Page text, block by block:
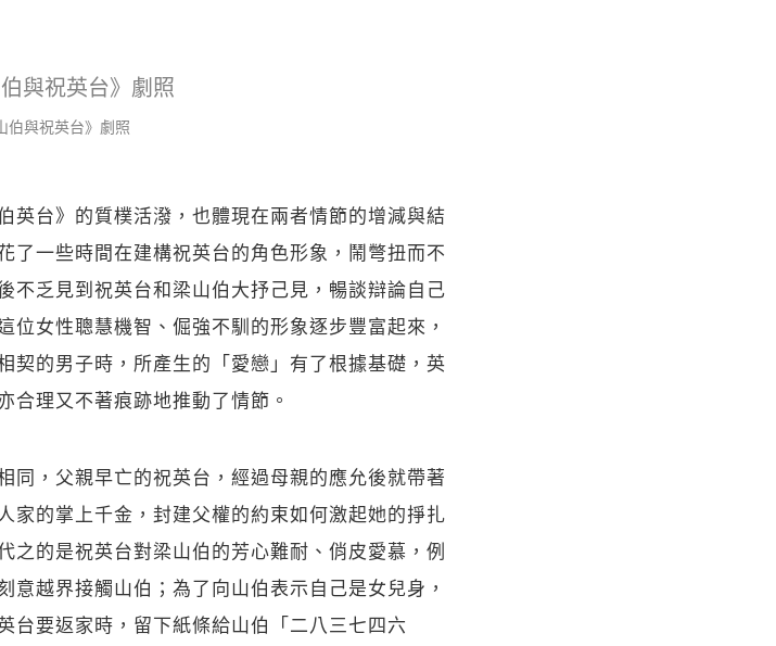
伯與祝英台》劇照
英台》的質樸活潑，也體現在兩者情節的增減與結
了一些時間在建構祝英台的角色形象，鬧彆扭而不
不乏見到祝英台和梁山伯大抒己見，暢談辯論自己
女性聰慧機智、倔強不馴的形象逐步豐富起來，
契的男子時，所產生的「愛戀」有了根據基礎，英
合理又不著痕跡地推動了情節。
同，父親早亡的祝英台，經過母親的應允後就帶著
家的掌上千金，封建父權的約束如何激起她的掙扎
之的是祝英台對梁山伯的芳心難耐、俏皮愛慕，例
越界接觸山伯；為了向山伯表示自己是女兒身，
台要返家時，留下紙條給山伯「二八三七四六